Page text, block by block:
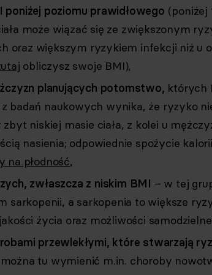
poniżej poziomu prawidłowego (poniżej
może wiązać się ze zwiększonym
oraz większym ryzykiem infekcji niż u
obliczysz swoje BMI),
planujących potomstwo, których
badań naukowych wynika, że ryzyko
niskiej masie ciała, z kolei u
nasienia; odpowiednie spożycie
na płodność,
zwłaszcza z niskim BMI – w tej
sarkopenii, a sarkopenia to większe
życia oraz możliwości
przewlekłymi, które stwarzają
można tu wymienić m.in. choroby